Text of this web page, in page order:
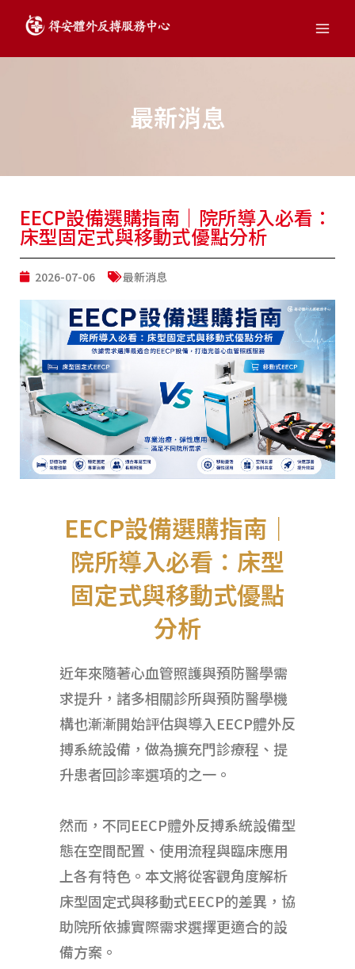
最新消息
EECP設備選購指南｜院所導入必看：
床型固定式與移動式優點分析
2026-07-06 最新消息
EECP設備選購指南｜
院所導入必看：床型
固定式與移動式優點
分析
近年來隨著心血管照護與預防醫學需
求提升， 諸多相關診所與預防醫學機
構也漸漸開始評估與導入EECP體外反
搏系統設備 ，做為擴充門診療程、提
升患者回診率選項的之一。
然而，不同EECP體外反搏系統設備型
態在空間配置、使用流程與臨床應用
上各有特色。本文將從客觀角度解析
床型固定式與移動式EECP的差異，協
助院所依據實際需求選擇更適合的設
備方案。